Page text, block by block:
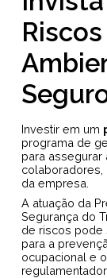
Investir em um
programa de
para
colaboradores,
da empresa.
A atuação da
Segurança do
de riscos pode
para a
ocupacional e